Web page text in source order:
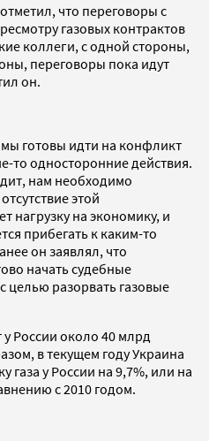
что переговоры с
газовых контрактов
коллеги, с одной стороны,
переговоры пока идут
он.
мы готовы идти на конфликт
то односторонние действия.
нам необходимо
этой
нагрузку на экономику, и
прибегать к каким-то
он заявлял, что
начать судебные
целью разорвать газовые
у России около 40 млрд
в текущем году Украина
газа у России на 9,7%, или на
с 2010 годом.